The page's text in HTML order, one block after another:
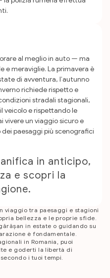
al meglio in auto — ma
e meraviglie. La primavera è
di avventura, l’autunno
richiede rispetto e
stradali stagionali,
e rispettando le
un viaggio sicuro e
paesaggi più scenografici
in anticipo,
e scopri la
viaggio tra paesaggi e stagioni
bellezza e le proprie sfide.
in estate o guidando su
è fondamentale.
in Romania, puoi
e goderti la libertà di
i tuoi tempi.